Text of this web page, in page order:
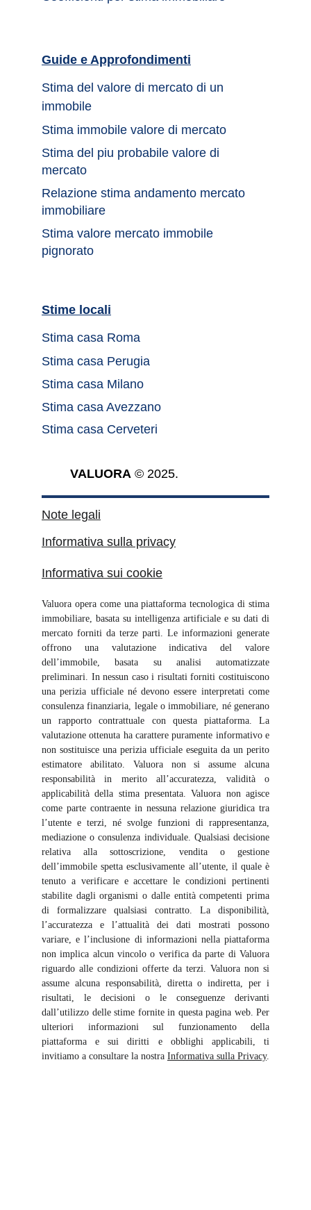
Valuora opera come una piattaforma tecnologica di stima
immobiliare, basata su intelligenza artificiale e su dati di
mercato forniti da terze parti. Le informazioni generate
offrono una valutazione indicativa del valore
dell’immobile, basata su analisi automatizzate
preliminari. In nessun caso i risultati forniti costituiscono
una perizia ufficiale né devono essere interpretati come
consulenza finanziaria, legale o immobiliare, né generano
un rapporto contrattuale con questa piattaforma. La
valutazione ottenuta ha carattere puramente informativo e
non sostituisce una perizia ufficiale eseguita da un perito
estimatore abilitato. Valuora non si assume alcuna
responsabilità in merito all’accuratezza, validità o
applicabilità della stima presentata. Valuora non agisce
come parte contraente in nessuna relazione giuridica tra
l’utente e terzi, né svolge funzioni di rappresentanza,
mediazione o consulenza individuale. Qualsiasi decisione
relativa alla sottoscrizione, vendita o gestione
dell’immobile spetta esclusivamente all’utente, il quale è
tenuto a verificare e accettare le condizioni pertinenti
stabilite dagli organismi o dalle entità competenti prima
di formalizzare qualsiasi contratto. La disponibilità,
l’accuratezza e l’attualità dei dati mostrati possono
variare, e l’inclusione di informazioni nella piattaforma
non implica alcun vincolo o verifica da parte di Valuora
riguardo alle condizioni offerte da terzi. Valuora non si
assume alcuna responsabilità, diretta o indiretta, per i
risultati, le decisioni o le conseguenze derivanti
dall’utilizzo delle stime fornite in questa pagina web. Per
ulteriori informazioni sul funzionamento della
piattaforma e sui diritti e obblighi applicabili, ti
invitiamo a consultare la nostra Informativa sulla Privacy.
VALUORA © 2025.
Note legali
Informativa sulla privacy
Informativa sui cookie
Stima casa Perugia
Stima casa Milano
Stima casa Avezzano
Stima casa Cerveteri
Stima del valore di mercato di un
Stima del piu probabile valore di
mercato
Relazione stima andamento mercato
immobiliare
Stima valore mercato immobile
pignorato